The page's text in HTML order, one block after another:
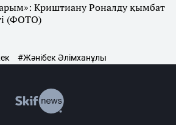
Криштиану Роналду қымбат
(ФОТО)
#Жәнібек Әлімханұлы